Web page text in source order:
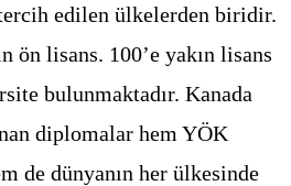
edilen ülkelerden biridir.
ön lisans. 100’e yakın lisans
bulunmaktadır. Kanada
diplomalar hem YÖK
de dünyanın her ülkesinde